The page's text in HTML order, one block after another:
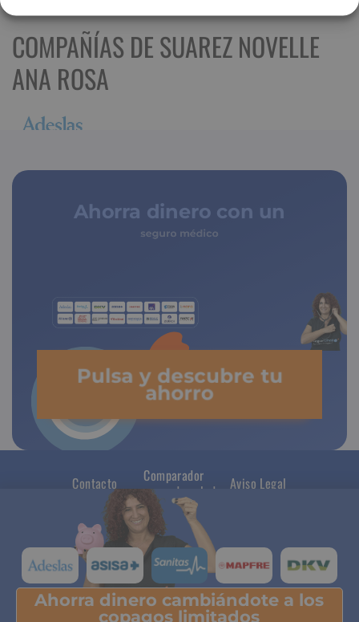
COMPAÑÍAS DE SUAREZ NOVELLE
ANA ROSA
Ahorra dinero con un
seguro médico
Pulsa y descubre tu
ahorro
Contacto
Comparador
seguros de salud
Aviso Legal
Ahorra dinero cambiándote a los
copagos limitados
Pulsa y descubre tu ahorro